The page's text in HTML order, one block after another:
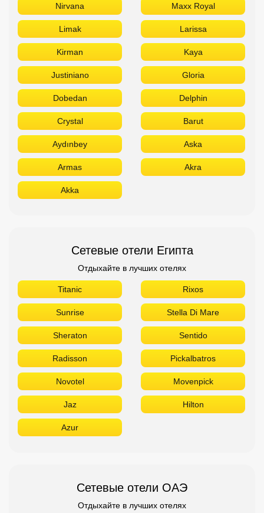
Nirvana Maxx Royal
Limak Larissa
Kirman Kaya
Justiniano Gloria
Dobedan Delphin
Crystal Barut
Aydınbey Aska
Armas Akra
Akka
Сетевые отели Египта
Отдыхайте в лучших отелях
Titanic Rixos
Sunrise Stella Di Mare
Sheraton Sentido
Radisson Pickalbatros
Novotel Movenpick
Jaz Hilton
Azur
Сетевые отели ОАЭ
Отдыхайте в лучших отелях